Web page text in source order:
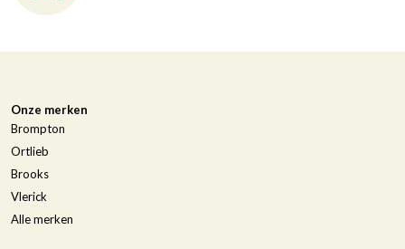
Onze merken
Brompton
Ortlieb
Brooks
Vlerick
Alle merken